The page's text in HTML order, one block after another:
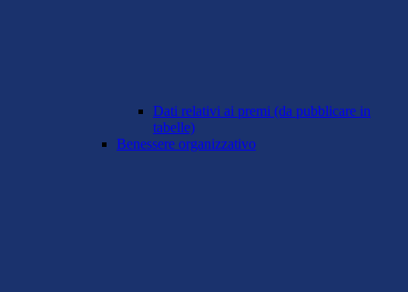
Dati relativi ai premi (da pubblicare in
tabelle)
Benessere organizzativo